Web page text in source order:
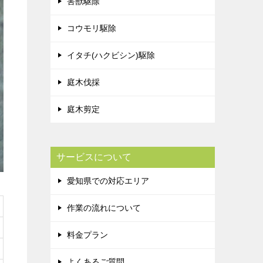
コウモリ駆除
イタチ(ハクビシン)駆除
庭木伐採
庭木剪定
サービスについて
愛知県での対応エリア
作業の流れについて
料金プラン